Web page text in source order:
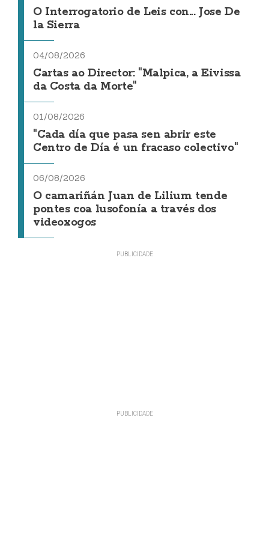
O Interrogatorio de Leis con... Jose De
la Sierra
04/08/2026
Cartas ao Director: "Malpica, a Eivissa
da Costa da Morte"
01/08/2026
"Cada día que pasa sen abrir este
Centro de Día é un fracaso colectivo"
06/08/2026
O camariñán Juan de Lilium tende
pontes coa lusofonía a través dos
videoxogos